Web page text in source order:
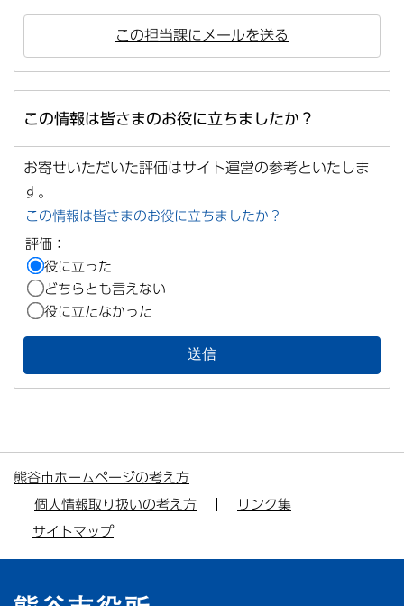
この担当課にメールを送る
この情報は皆さまのお役に立ちましたか？
お寄せいただいた評価はサイト運営の参考といたしま
す。
この情報は皆さまのお役に立ちましたか？
評価：
役に立った
どちらとも言えない
役に立たなかった
熊谷市ホームページの考え方
個人情報取り扱いの考え方
リンク集
サイトマップ